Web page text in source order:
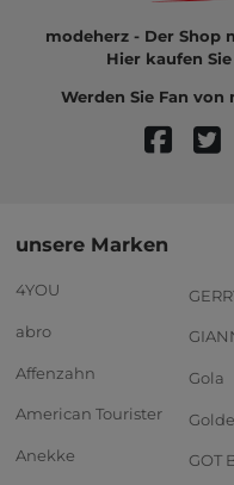
modeherz - Der Shop
Hier kaufen
Werden Sie Fan von
unsere Marken
4YOU
abro
Affenzahn
American Tourister
Anekke
Gola
GOT